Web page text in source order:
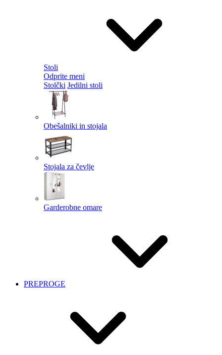
Stoli
Odprite meni
Stolčki Jedilni stoli
Obešalniki in stojala
Stojala za čevlje
Garderobne omare
PREPROGE